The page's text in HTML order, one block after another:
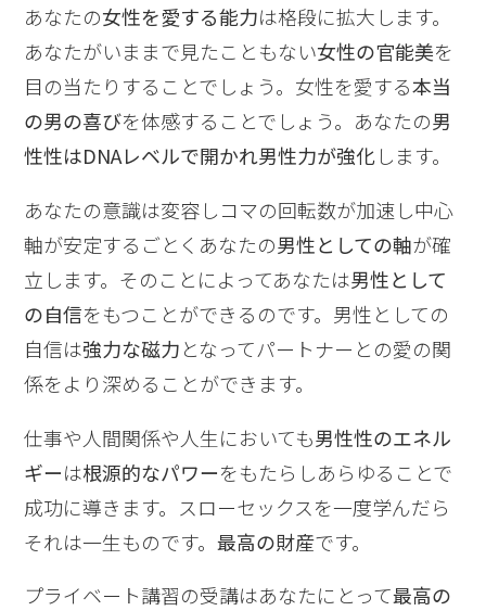
あなたの女性を愛する能力は格段に拡大します。
あなたがいままで見たこともない女性の官能美を
目の当たりすることでしょう。女性を愛する本当
の男の喜びを体感することでしょう。あなたの男
性性はDNAレベルで開かれ男性力が強化します。
あなたの意識は変容しコマの回転数が加速し中心
軸が安定するごとくあなたの男性としての軸が確
立します。そのことによってあなたは男性として
の自信をもつことができるのです。男性としての
自信は強力な磁力となってパートナーとの愛の関
係をより深めることができます。
仕事や人間関係や人生においても男性性のエネル
ギーは根源的なパワーをもたらしあらゆることで
成功に導きます。スローセックスを一度学んだら
それは一生ものです。最高の財産です。
プライベート講習の受講はあなたにとって最高の